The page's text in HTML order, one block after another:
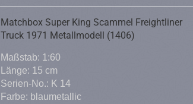
Matchbox Super King Scammel Freightliner
Truck 1971 Metallmodell (1406)
Maßstab: 1:60
Länge: 15 cm
Serien-No.: K 14
Farbe: blaumetallic